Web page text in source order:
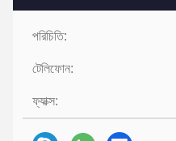
পরিচিতি:
টেলিফোন:
ফ্যাক্স: